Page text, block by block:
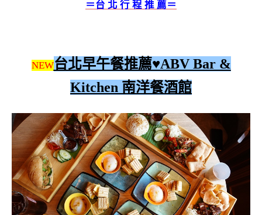
＝台 北 行 程 推 薦＝
NEW台北早午餐推薦♥ABV Bar &
Kitchen 南洋餐酒館